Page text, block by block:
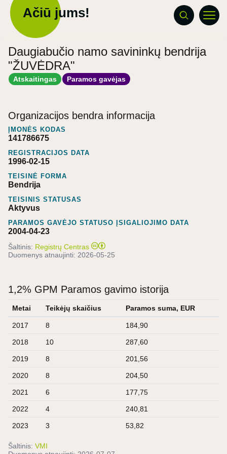
Ačiū jums!
Daugiabučio namo savininkų bendrija
"ŽUVĖDRA"
Atskaitingas Paramos gavėjas
Organizacijos bendra informacija
ĮMONĖS KODAS
141786675
REGISTRACIJOS DATA
1996-02-15
TEISINĖ FORMA
Bendrija
TEISINIS STATUSAS
Aktyvus
PARAMOS GAVĖJO STATUSO ĮSIGALIOJIMO DATA
2004-04-23
Šaltinis: Registrų Centras
Duomenys atnaujinti: 2026-05-25
1,2% GPM Paramos gavimo istorija
Metai Teikėjų skaičius Paramos suma, EUR
2017 8 184,90
2018 10 287,60
2019 8 201,56
2020 8 204,50
2021 6 177,75
2022 4 240,81
2023 3 53,82
Šaltinis: VMI